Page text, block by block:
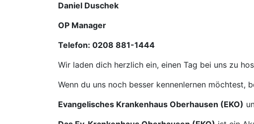
Daniel Duschek
OP Manager
Telefon: 0208 881-1444
Wir laden dich herzlich ein, einen Tag bei uns zu
Wenn du uns noch besser kennenlernen möchtest,
Evangelisches Krankenhaus Oberhausen (EKO)